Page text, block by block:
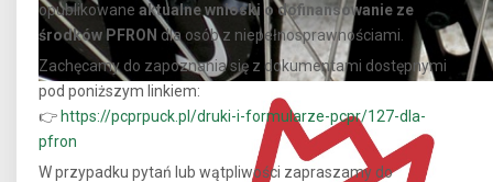
Powiatowy zespół ds. orzekania o
niepełnosprawności
opublikowane aktualne wnioski o dofinansowanie ze
środków PFRON dla osób z niepełnosprawnościami.
Zachęcamy do zapoznania się z dokumentami dostępnymi
pod poniższym linkiem:
👉 https://pcprpuck.pl/druki-i-formularze-pcpr/127-dla-
pfron
W przypadku pytań lub wątpliwości zapraszamy do